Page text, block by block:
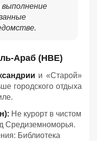
выполнение
Араб (HBE)
и «Старой»
городского отдыха
Не курорт в чистом
Средиземноморья.
Библиотека